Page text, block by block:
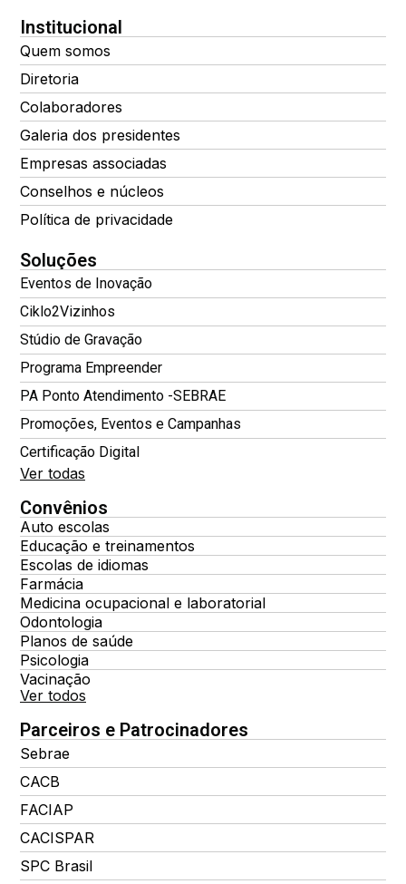
Institucional
Quem somos
Diretoria
Colaboradores
Galeria dos presidentes
Empresas associadas
Conselhos e núcleos
Política de privacidade
Soluções
Eventos de Inovação
Ciklo2Vizinhos
Stúdio de Gravação
Programa Empreender
PA Ponto Atendimento -SEBRAE
Promoções, Eventos e Campanhas
Certificação Digital
Ver todas
Convênios
Auto escolas
Educação e treinamentos
Escolas de idiomas
Farmácia
Medicina ocupacional e laboratorial
Odontologia
Planos de saúde
Psicologia
Vacinação
Ver todos
Parceiros e Patrocinadores
Sebrae
CACB
FACIAP
CACISPAR
SPC Brasil